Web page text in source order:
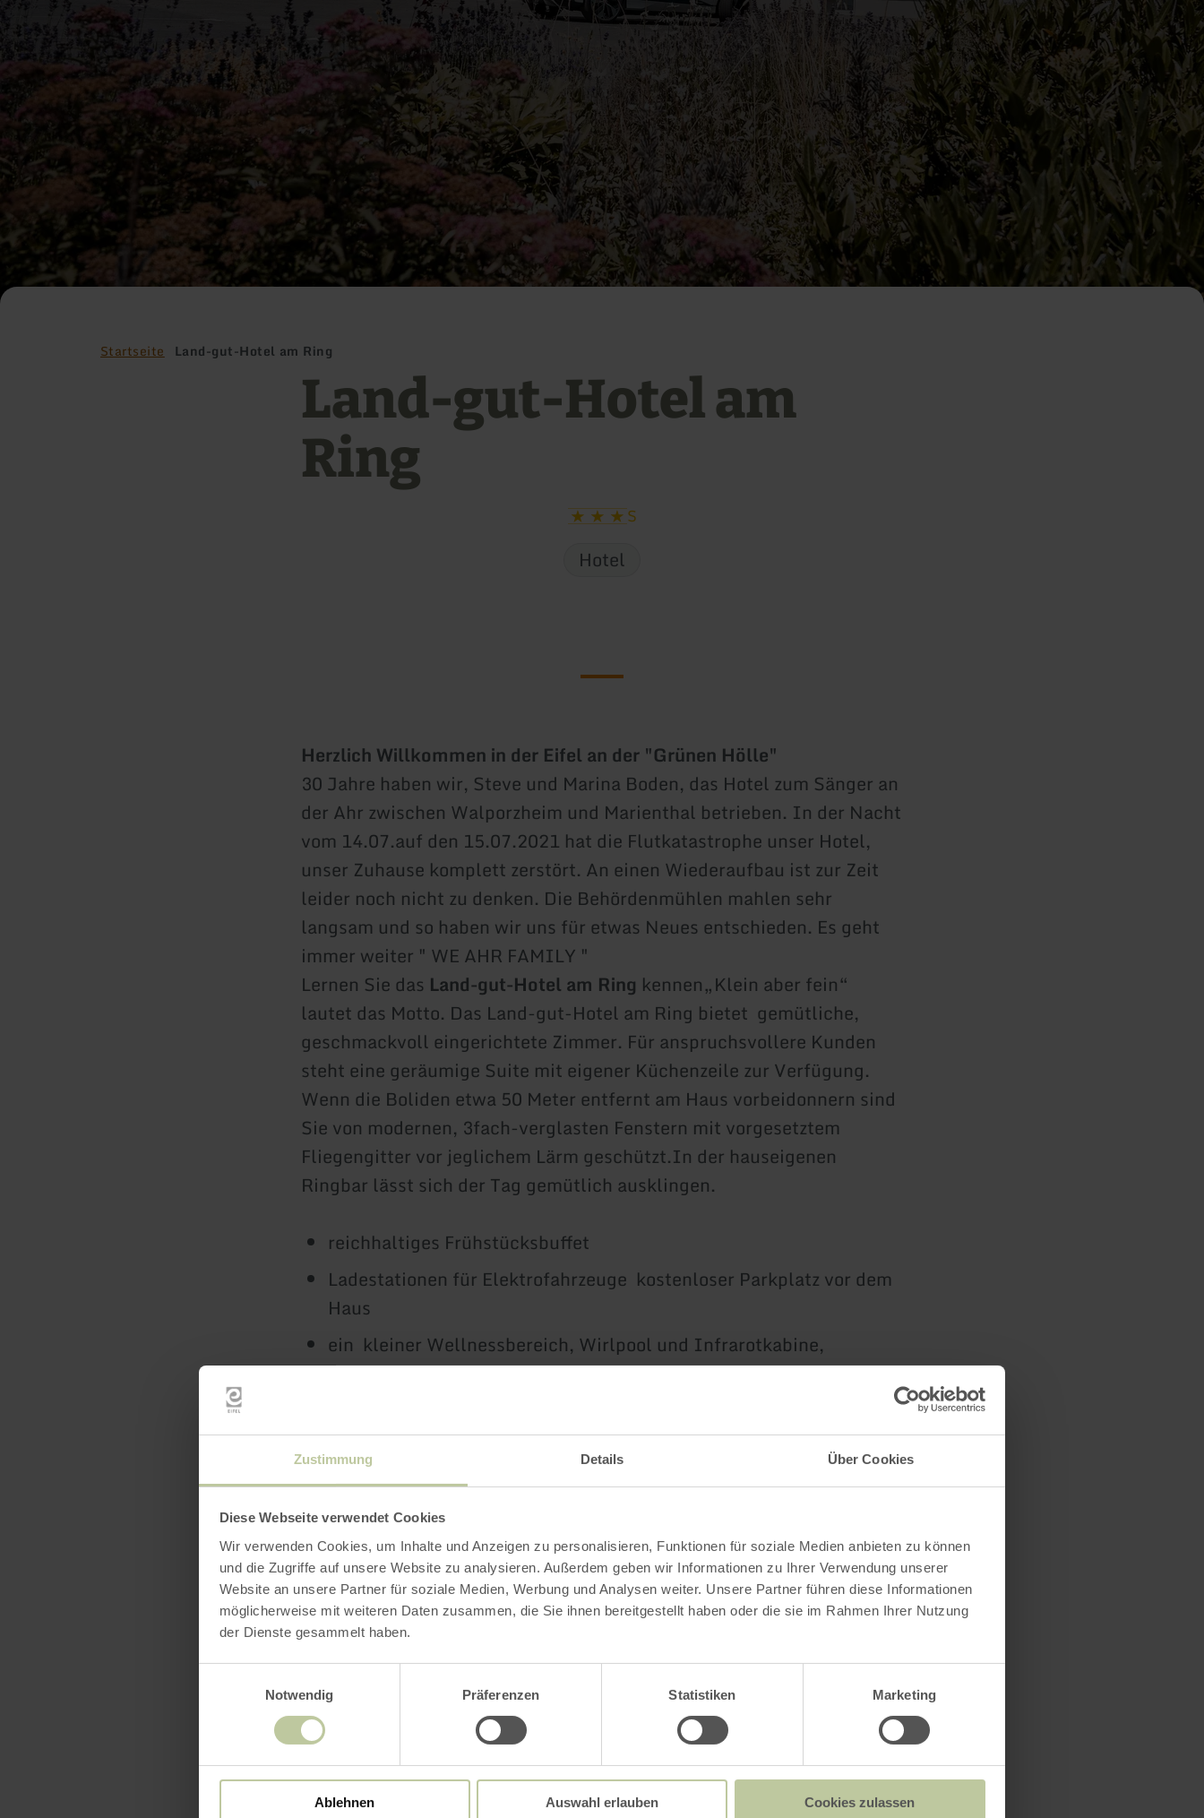
Zustimmung Details Über Cookies
Diese Webseite verwendet Cookies
Wir verwenden Cookies, um Inhalte und Anzeigen zu personalisieren, Funktionen für soziale Medien anbieten zu können
und die Zugriffe auf unsere Website zu analysieren. Außerdem geben wir Informationen zu Ihrer Verwendung unserer
Website an unsere Partner für soziale Medien, Werbung und Analysen weiter. Unsere Partner führen diese Informationen
möglicherweise mit weiteren Daten zusammen, die Sie ihnen bereitgestellt haben oder die sie im Rahmen Ihrer Nutzung
der Dienste gesammelt haben.
Notwendig
Präferenzen Statistiken Marketing
Ablehnen Auswahl erlauben Cookies zulassen
Startseite Land-gut-Hotel am Ring
Land-gut-Hotel am
Ring
S
Hotel
Herzlich Willkommen in der Eifel an der "Grünen Hölle"
30 Jahre haben wir, Steve und Marina Boden, das Hotel zum Sänger an
der Ahr zwischen Walporzheim und Marienthal betrieben. In der Nacht
vom 14.07.auf den 15.07.2021 hat die Flutkatastrophe unser Hotel,
unser Zuhause komplett zerstört. An einen Wiederaufbau ist zur Zeit
leider noch nicht zu denken. Die Behördenmühlen mahlen sehr
langsam und so haben wir uns für etwas Neues entschieden. Es geht
immer weiter " WE AHR FAMILY "
Lernen Sie das Land-gut-Hotel am Ring kennen„Klein aber fein“
lautet das Motto. Das Land-gut-Hotel am Ring bietet gemütliche,
geschmackvoll eingerichtete Zimmer. Für anspruchsvollere Kunden
steht eine geräumige Suite mit eigener Küchenzeile zur Verfügung.
Wenn die Boliden etwa 50 Meter entfernt am Haus vorbeidonnern sind
Sie von modernen, 3fach-verglasten Fenstern mit vorgesetztem
Fliegengitter vor jeglichem Lärm geschützt.In der hauseigenen
Ringbar lässt sich der Tag gemütlich ausklingen.
reichhaltiges Frühstücksbuffet
Ladestationen für Elektrofahrzeuge kostenloser Parkplatz vor dem
Haus
ein kleiner Wellnessbereich, Wirlpool und Infrarotkabine,
Fitnessbereich
Garage für Motor- und Fahrräder
mehr erfahren
Weitere Infos
Ausstattungsmerkmale